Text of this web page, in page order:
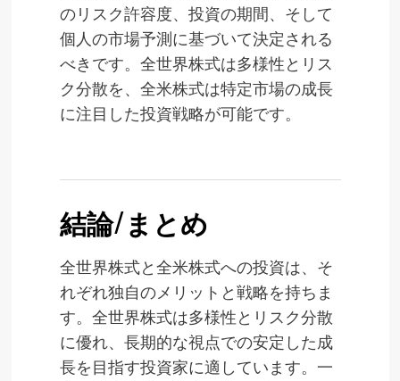
のリスク許容度、投資の期間、そして
個人の市場予測に基づいて決定される
べきです。全世界株式は多様性とリス
ク分散を、全米株式は特定市場の成長
に注目した投資戦略が可能です。
結論/まとめ
全世界株式と全米株式への投資は、そ
れぞれ独自のメリットと戦略を持ちま
す。全世界株式は多様性とリスク分散
に優れ、長期的な視点での安定した成
長を目指す投資家に適しています。一